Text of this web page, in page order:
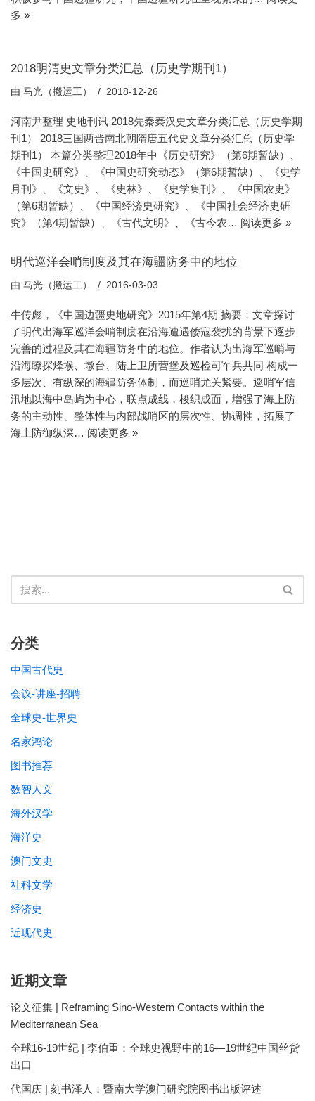
多 »
2018明清史文章分类汇总（历史学期刊1）
由 马光（搬运工） 2018-12-26
河南尹整理 史地刊讯 2018先秦秦汉史文章分类汇总（历史学期
刊1） 2018三国两晋南北朝隋唐五代史文章分类汇总（历史学
期刊1） 本篇分类整理2018年中《历史研究》（第6期暂缺）、
《中国史研究》、《中国史研究动态》（第6期暂缺）、《史学
月刊》、《文史》、《史林》、《史学集刊》、《中国农史》
（第6期暂缺）、《中国经济史研究》、《中国社会经济史研
究》（第4期暂缺）、《古代文明》、《古今农… 阅读更多 »
明代巡洋会哨制度及其在海疆防务中的地位
由 马光（搬运工） 2016-03-03
牛传彪，《中国边疆史地研究》2015年第4期 摘要：文章探讨
了明代出海军巡洋会哨制度在沿海遭遇倭寇袭扰的背景下逐步
完善的过程及其在海疆防务中的地位。作者认为出海军巡哨与
沿海瞭探烽堠、墩台、陆上卫所营堡及巡检司军兵共同 构成一
多层次、有纵深的海疆防务体制，而巡哨尤关紧要。巡哨军信
汛地以海中岛屿为中心，联点成线，梭织成面，增强了海上防
务的主动性、整体性与内部战哨区的层次性、协调性，拓展了
海上防御纵深… 阅读更多 »
分类
中国古代史
会议-讲座-招聘
全球史-世界史
名家鸿论
图书推荐
数智人文
海外汉学
海洋史
澳门文史
社科文学
经济史
近现代史
近期文章
论文征集 | Reframing Sino-Western Contacts within the
Mediterranean Sea
全球16-19世纪 | 李伯重：全球史视野中的16—19世纪中国丝货
出口
代国庆 | 刻书泽人：暨南大学澳门研究院图书出版评述